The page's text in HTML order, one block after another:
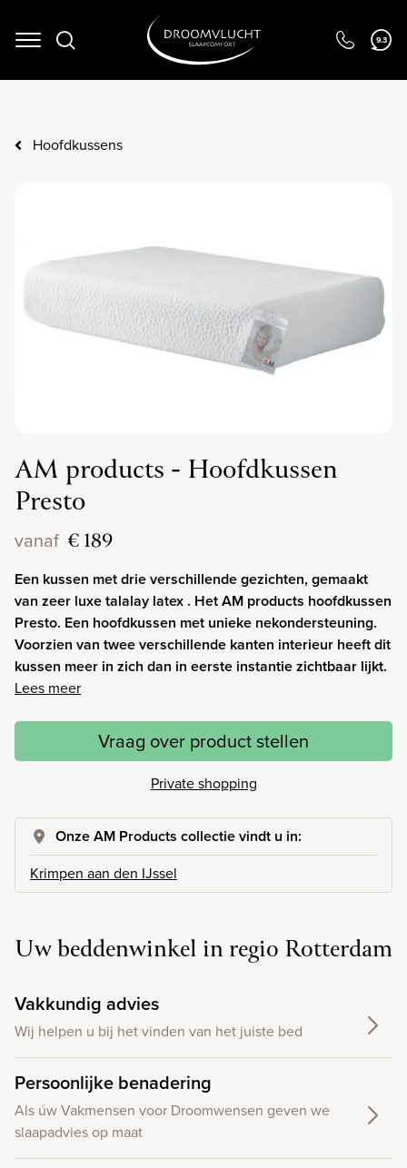
Navigation 9.3
Hoofdkussens
AM products - Hoofdkussen
Presto
vanaf € 189
Een kussen met drie verschillende gezichten, gemaakt
van zeer luxe talalay latex . Het AM products hoofdkussen
Presto. Een hoofdkussen met unieke nekondersteuning.
Voorzien van twee verschillende kanten interieur heeft dit
kussen meer in zich dan in eerste instantie zichtbaar lijkt.
Lees meer
Vraag over product stellen
Private shopping
Onze AM Products collectie vindt u in:
Krimpen aan den IJssel
Uw beddenwinkel in regio Rotterdam
Vakkundig advies
Wij helpen u bij het vinden van het juiste bed
Persoonlijke benadering
Als úw Vakmensen voor Droomwensen geven we
slaapadvies op maat